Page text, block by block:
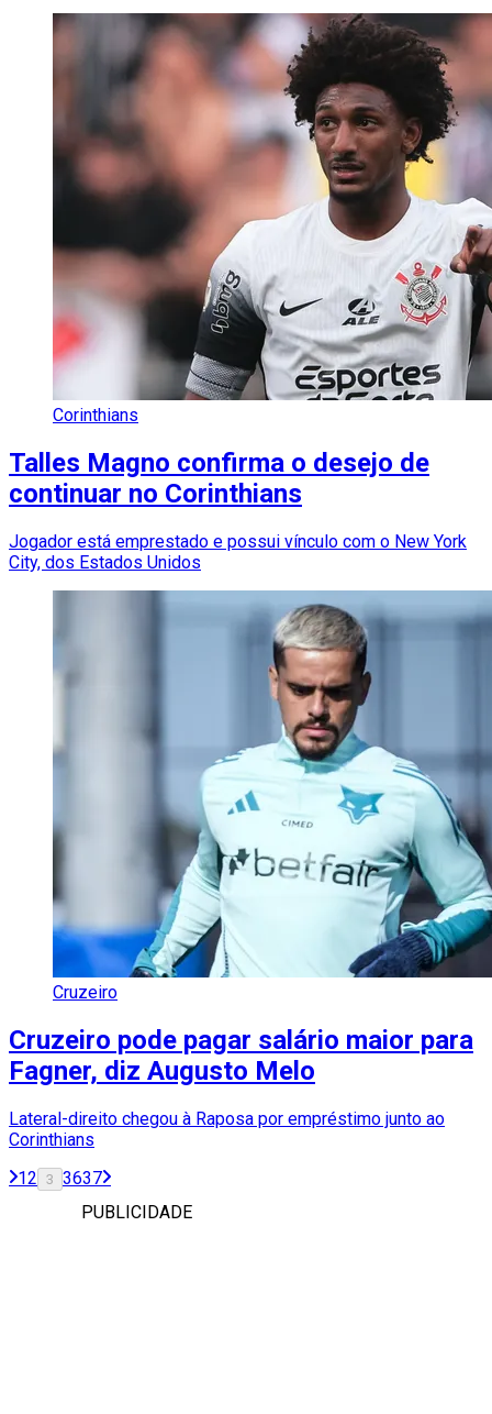
Corinthians
Talles Magno confirma o desejo de
continuar no Corinthians
Jogador está emprestado e possui vínculo com o New York
City, dos Estados Unidos
Cruzeiro
Cruzeiro pode pagar salário maior para
Fagner, diz Augusto Melo
Lateral-direito chegou à Raposa por empréstimo junto ao
Corinthians
12 3 3637
PUBLICIDADE